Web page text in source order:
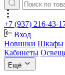
+7 (937) 216-43-
Вход
Новинки Шкафы
Кабинеты
Ещё